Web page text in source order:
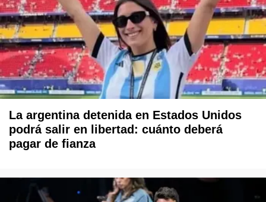
La argentina detenida en Estados Unidos
podrá salir en libertad: cuánto deberá
pagar de fianza